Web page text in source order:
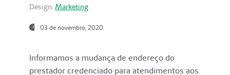
Design: Marketing
03 de novembro, 2020
Informamos a mudança de endereço do
prestador credenciado para atendimentos aos